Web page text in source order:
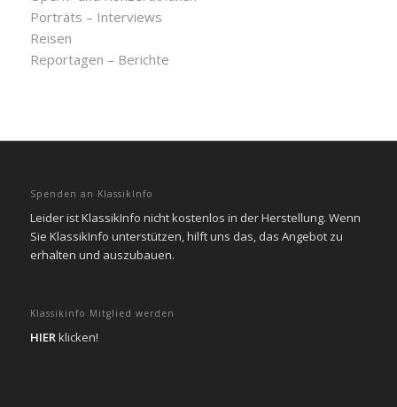
Porträts – Interviews
Reisen
Reportagen – Berichte
Spenden an KlassikInfo
Leider ist KlassikInfo nicht kostenlos in der Herstellung. Wenn
Sie KlassikInfo unterstützen, hilft uns das, das Angebot zu
erhalten und auszubauen.
Klassikinfo Mitglied werden
HIERklicken!